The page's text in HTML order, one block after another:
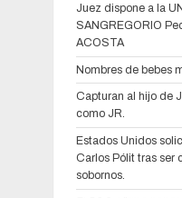
Juez dispone a la
SANGREGORIO
ACOSTA
Nombres de bebes
Capturan al hijo de
como JR.
Estados Unidos
Carlos Pólit tras ser
sobornos.